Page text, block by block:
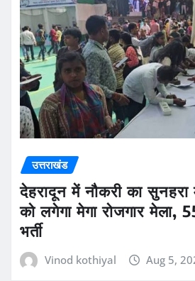
उत्तराखंड
देहरादून में नौकरी का
को लगेगा मेगा रोजगार मेला,
भर्ती
Vinod kothiyal Aug 5,